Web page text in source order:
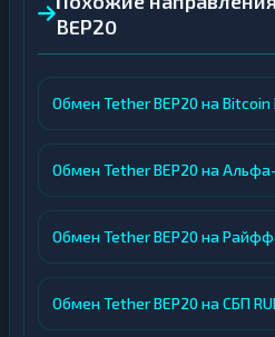
BEP20
Обмен Tether BEP20 на Bitcoin
Обмен Tether BEP20 на
Обмен Tether BEP20 на
Обмен Tether BEP20 на СБП